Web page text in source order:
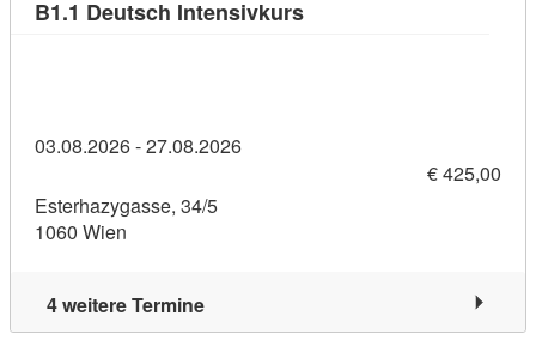
B1.1 Deutsch IntensivkursKursdetail: B1.1 Deutsch
03.08.2026 - 27.08.2026
€ 425,00
Esterhazygasse, 34/5
1060 Wien
4 weitere Termine